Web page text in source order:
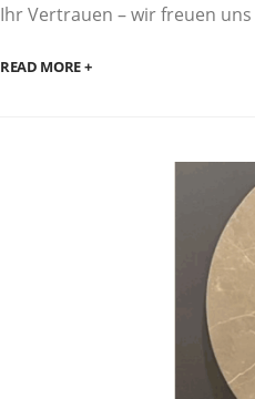
Ihr Vertrauen – wir freuen
READ MORE +